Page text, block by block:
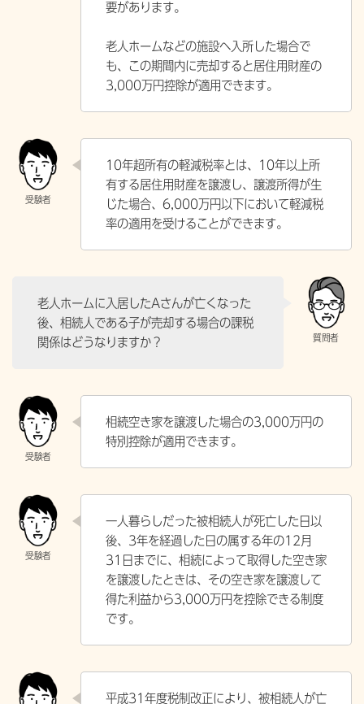
要があります。
老人ホームなどの施設へ入所した場合で
も、この期間内に売却すると居住用財産の
3,000万円控除が適用できます。
10年超所有の軽減税率とは、10年以上所
有する居住用財産を譲渡し、譲渡所得が生
じた場合、6,000万円以下において軽減税
率の適用を受けることができます。
老人ホームに入居したAさんが亡くなった
後、相続人である子が売却する場合の課税
関係はどうなりますか？
相続空き家を譲渡した場合の3,000万円の
特別控除が適用できます。
一人暮らしだった被相続人が死亡した日以
後、3年を経過した日の属する年の12月
31日までに、相続によって取得した空き家
を譲渡したときは、その空き家を譲渡して
得た利益から3,000万円を控除できる制度
です。
平成31年度税制改正により、被相続人が亡